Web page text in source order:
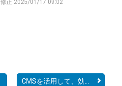
修正 2025/01/17 09:02
CMSを活用して、効率的で...